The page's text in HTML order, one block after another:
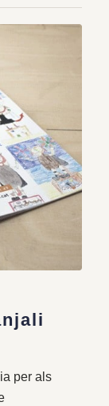
per als